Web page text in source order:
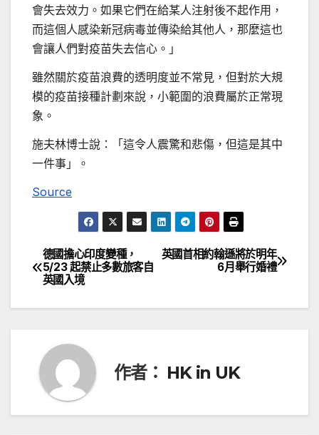
會失去效力。如果它們在給某人注射後不起作用，
而這個人感染新冠病毒並傳染給其他人，那麼這也
會讓人們對疫苗失去信心。」
雖然關於疫苗浪費的透明度並不常見，但對於大規
模的疫苗接種計劃來說，小範圍的浪費屬於正常現
象。
施夫林博士說：「這令人震驚和悲傷，但這是其中
一件事」。
Source
文
章
覽
英國首相約翰遜將於明年
6月舉行婚禮
德國擔心印度變種，
5/23 起禁止多數旅客自
英國入境
作者： HK in UK